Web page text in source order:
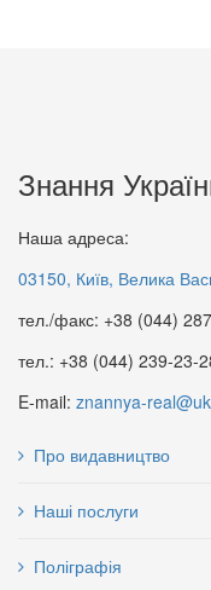
Знання
Наша адреса:
03150, Київ, Велика
тел./факс: +38 (044)
тел.: +38 (044) 239-23-
E-mail: znannya-
Про видавництво
Наші послуги
Поліграфія